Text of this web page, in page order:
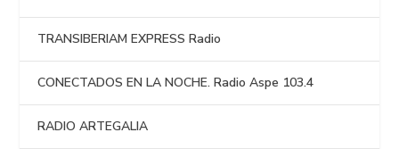
TRANSIBERIAM EXPRESS Radio
CONECTADOS EN LA NOCHE. Radio Aspe 103.4
RADIO ARTEGALIA